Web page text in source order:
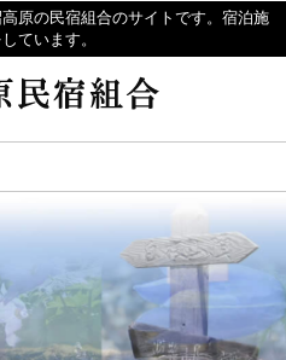
原の民宿組合のサイトです。宿泊施
ています。